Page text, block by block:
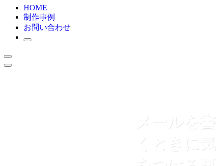
HOME
制作事例
お問い合わせ
メールを書
くときに気